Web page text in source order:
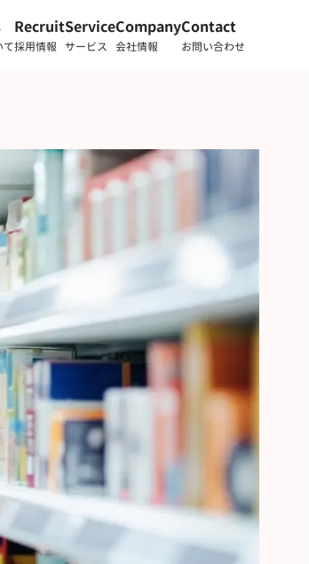
て
Recruit
採用情報
Service
サービス
Company
会社情報
Contact
お問い合わせ